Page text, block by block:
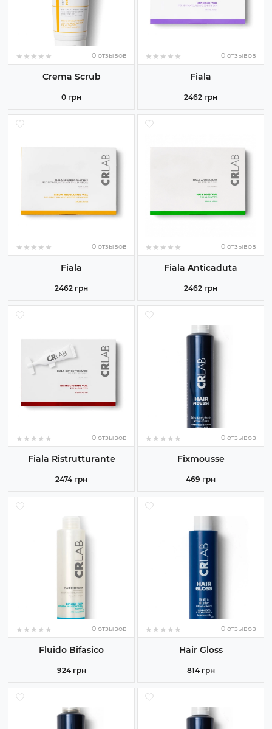
★
★ ★
★ ★
★ ★
★ ★
★ 0 отзывов
Crema Scrub
0 грн
★
★ ★
★ ★
★ ★
★ ★
★ 0 отзывов
Fiala
2462 грн
★
★ ★
★ ★
★ ★
★ ★
★ 0 отзывов
Fiala
2462 грн
★
★ ★
★ ★
★ ★
★ ★
★ 0 отзывов
Fiala Anticaduta
2462 грн
★
★ ★
★ ★
★ ★
★ ★
★ 0 отзывов
Fiala Ristrutturante
2474 грн
★
★ ★
★ ★
★ ★
★ ★
★ 0 отзывов
Fixmousse
469 грн
★
★ ★
★ ★
★ ★
★ ★
★ 0 отзывов
Fluido Bifasico
924 грн
★
★ ★
★ ★
★ ★
★ ★
★ 0 отзывов
Hair Gloss
814 грн